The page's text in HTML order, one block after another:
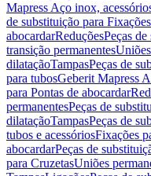
Mapress Aço inox,
de substituição para
abocardarReduçõesPeças
transição permanentes
dilataçãoTampasPeças de
para tubosGeberit Mapress
para Pontas de abocardar
permanentesPeças de
dilataçãoTampasPeças de
tubos e acessóriosFixações
abocardarPeças de
para CruzetasUniões